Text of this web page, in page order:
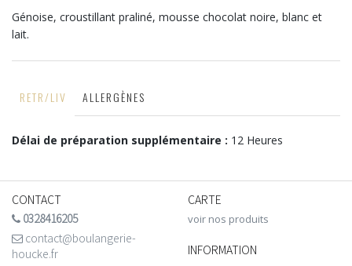
Génoise, croustillant praliné, mousse chocolat noire, blanc et
lait.
RETR/LIV ALLERGÈNES
Délai de préparation supplémentaire : 12 Heures
CONTACT
0328416205
contact@boulangerie-
houcke.fr
CARTE
voir nos produits
INFORMATION